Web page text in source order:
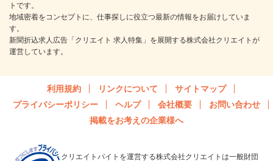
トです。
地域密着をコンセプトに、仕事探しに役立つ最新の情報をお届けしていま
す。
新聞折込求人広告「クリエイト 求人特集」を展開する株式会社クリエイトが
運営しています。
利用規約 リンクについて
サイトマップ
プライバシーポリシー
ヘルプ 会社概要
お問い合わせ
掲載をお考えの企業様へ
クリエイトバイトを運営する株式会社クリエイトは一般財団